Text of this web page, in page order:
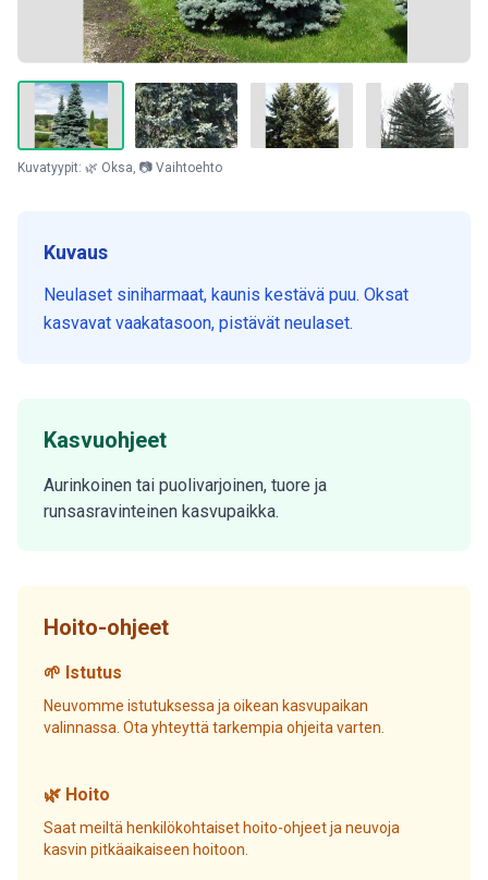
Kuvatyypit: 🌿 Oksa, 📷 Vaihtoehto
Kuvaus
Neulaset siniharmaat, kaunis kestävä puu. Oksat
kasvavat vaakatasoon, pistävät neulaset.
Kasvuohjeet
Aurinkoinen tai puolivarjoinen, tuore ja
runsasravinteinen kasvupaikka.
Hoito-ohjeet
🌱 Istutus
Neuvomme istutuksessa ja oikean kasvupaikan
valinnassa. Ota yhteyttä tarkempia ohjeita varten.
🌿 Hoito
Saat meiltä henkilökohtaiset hoito-ohjeet ja neuvoja
kasvin pitkäaikaiseen hoitoon.